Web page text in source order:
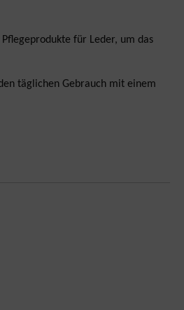
für Leder, um das
täglichen Gebrauch mit einem